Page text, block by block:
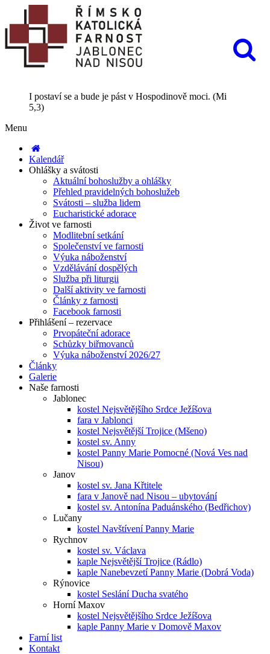
I postaví se a bude je pást v Hospodinově moci. (Mi
5,3)
Menu
Kalendář
Ohlášky a svátosti
Aktuální bohoslužby a ohlášky
Přehled pravidelných bohoslužeb
Svátosti – služba lidem
Eucharistické adorace
Život ve farnosti
Modlitební setkání
Společenství ve farnosti
Výuka náboženství
Vzdělávání dospělých
Služba při liturgii
Další aktivity ve farnosti
Články z farnosti
Facebook farnosti
Přihlášení – rezervace
Prvopáteční adorace
Schůzky biřmovanců
Výuka náboženství 2026/27
Články
Galerie
Naše farnosti
Jablonec
kostel Nejsvětějšího Srdce Ježíšova
fara v Jablonci
kostel Nejsvětější Trojice (Mšeno)
kostel sv. Anny
kostel Panny Marie Pomocné (Nová Ves nad
Nisou)
Janov
kostel sv. Jana Křtitele
fara v Janově nad Nisou – ubytování
kostel sv. Antonína Paduánského (Bedřichov)
Lučany
kostel Navštívení Panny Marie
Rychnov
kostel sv. Václava
kaple Nejsvětější Trojice (Rádlo)
kaple Nanebevzetí Panny Marie (Dobrá Voda)
Rýnovice
kostel Seslání Ducha svatého
Horní Maxov
kostel Nejsvětějšího Srdce Ježíšova
kaple Panny Marie v Domově Maxov
Farní list
Kontakt